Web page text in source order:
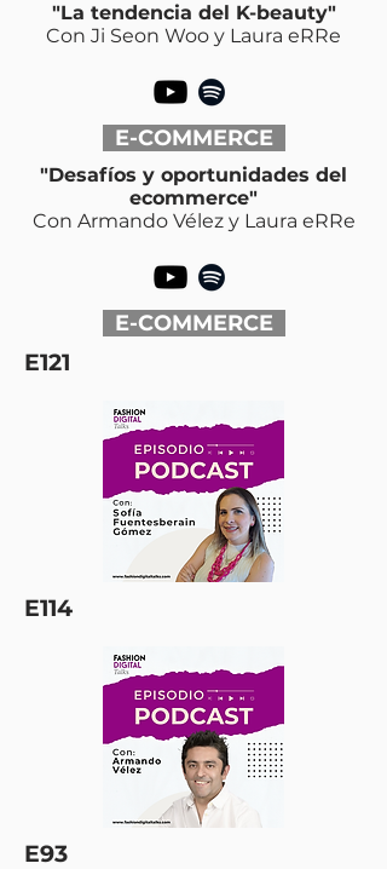
"La tendencia del K-beauty"
Con Ji Seon Woo y Laura eRRe
E-COMMERCE
"Desafíos y oportunidades del
ecommerce"
Con Armando Vélez y Laura eRRe
E-COMMERCE
E121
E114
E93